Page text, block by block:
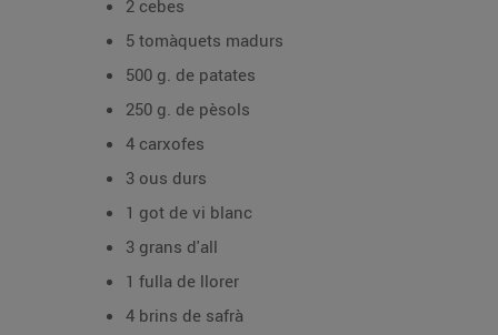
2 cebes
5 tomàquets madurs
500 g. de patates
250 g. de pèsols
4 carxofes
3 ous durs
1 got de vi blanc
3 grans d'all
1 fulla de llorer
4 brins de safrà